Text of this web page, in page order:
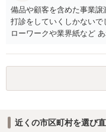
備品や顧客を含めた事業
打診をしていくしかない
ローワークや業界紙など
近くの市区町村を選び